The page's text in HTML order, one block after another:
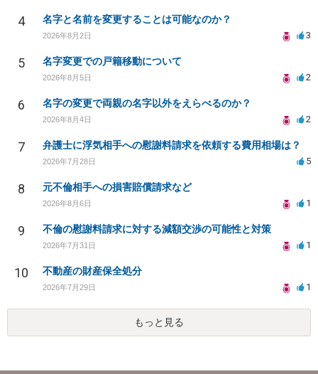
4 名字と名前を変更することは可能なのか？
2026年8月2日 3
5 名字変更での戸籍移動について
2026年8月5日 2
6 名字の変更で両親の名字以外をえらべるのか？
2026年8月4日 2
7 弁護士に浮気相手への慰謝料請求を依頼する費用相場は？
2026年7月28日 5
8 元不倫相手への損害賠償請求など
2026年8月6日 1
9 不倫の慰謝料請求に対する減額交渉の可能性と対策
2026年7月31日 1
10 不動産の財産保全処分
2026年7月29日 1
もっと見る